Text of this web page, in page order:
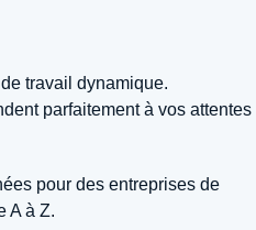
travail dynamique.
parfaitement à vos attentes
pour des entreprises de
A à Z.